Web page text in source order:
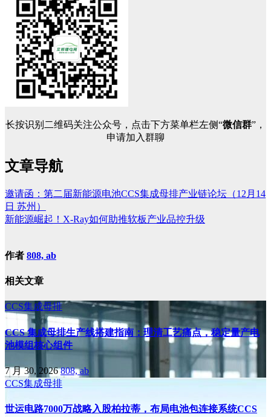
长按识别二维码关注公众号，点击下方菜单栏左侧“微信群”，
申请加入群聊
文章导航
邀请函：第二届新能源电池CCS集成母排产业链论坛（12月14
日 苏州）
新能源崛起！X-Ray如何助推软板产业品控升级
作者 808, ab
相关文章
CCS集成母排
CCS 集成母排生产线搭建指南：理清工艺痛点，稳定量产电
池模组核心组件
7 月 30, 2026808, ab
CCS集成母排
世运电路7000万战略入股柏拉蒂，布局电池包连接系统CCS